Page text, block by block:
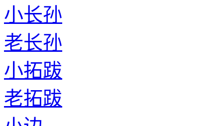
小长孙
老长孙
小拓跋
老拓跋